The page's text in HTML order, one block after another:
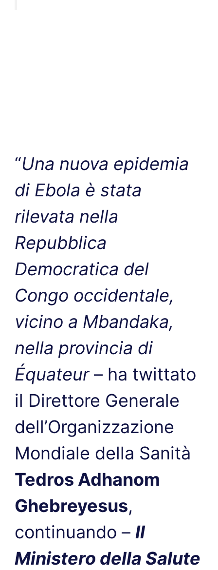
“Una nuova epidemia
di Ebola è stata
rilevata nella
Repubblica
Democratica del
Congo occidentale,
vicino a Mbandaka,
nella provincia di
Équateur– ha twittato
il Direttore Generale
dell’Organizzazione
Mondiale della Sanità
Tedros Adhanom
Ghebreyesus,
continuando – Il
Ministero della Salute